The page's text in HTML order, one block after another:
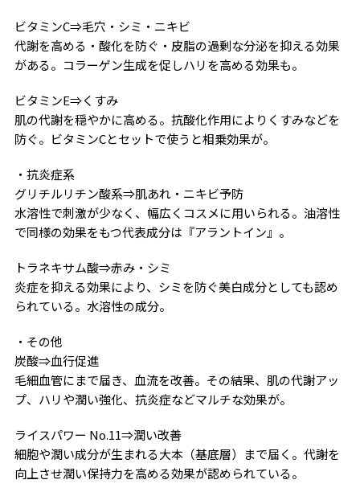
ビタミンC⇒毛穴・シミ・ニキビ
代謝を高める・酸化を防ぐ・皮脂の過剰な分泌を抑える効果
がある。コラーゲン生成を促しハリを高める効果も。
ビタミンE⇒くすみ
肌の代謝を穏やかに高める。抗酸化作用によりくすみなどを
防ぐ。ビタミンCとセットで使うと相乗効果が。
・抗炎症系
グリチルリチン酸系⇒肌あれ・ニキビ予防
水溶性で刺激が少なく、幅広くコスメに用いられる。油溶性
で同様の効果をもつ代表成分は『アラントイン』。
トラネキサム酸⇒赤み・シミ
炎症を抑える効果により、シミを防ぐ美白成分としても認め
られている。水溶性の成分。
・その他
炭酸⇒血行促進
毛細血管にまで届き、血流を改善。その結果、肌の代謝アッ
プ、ハリや潤い強化、抗炎症などマルチな効果が。
ライスパワー No.11⇒潤い改善
細胞や潤い成分が生まれる大本（基底層）まで届く。代謝を
向上させ潤い保持力を高める効果が認められている。